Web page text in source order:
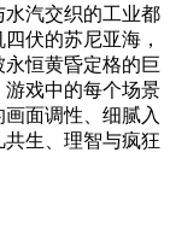
汽交织的工业都
伏的苏尼亚海，
恒黄昏定格的巨
游戏中的每个场景
面调性、细腻入
生、理智与疯狂